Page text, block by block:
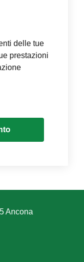
delle tue
prestazioni
Ancona